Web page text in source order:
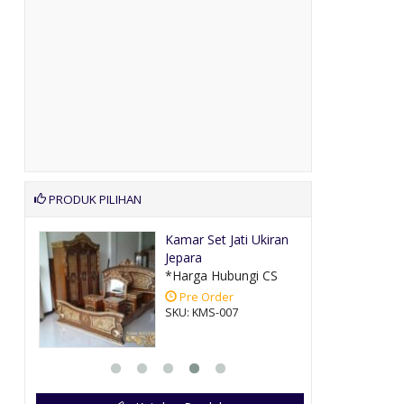
PRODUK PILIHAN
Kamar Set Jati Ukiran
Jepara
*Harga Hubungi CS
Pre Order
SKU: KMS-007